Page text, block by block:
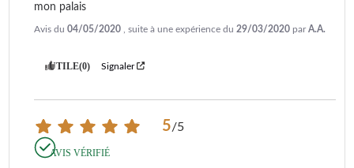
mon palais
Avis du 04/05/2020 , suite à une expérience du 29/03/2020 parA.A.
UTILE(0) Signaler
5/5
AVIS VÉRIFIÉ